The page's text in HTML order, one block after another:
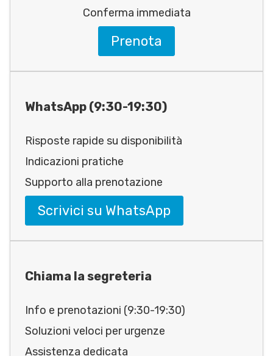
Conferma immediata
Prenota
WhatsApp (9:30-19:30)
Risposte rapide su disponibilità
Indicazioni pratiche
Supporto alla prenotazione
Scrivici su WhatsApp
Chiama la segreteria
Info e prenotazioni (9:30-19:30)
Soluzioni veloci per urgenze
Assistenza dedicata